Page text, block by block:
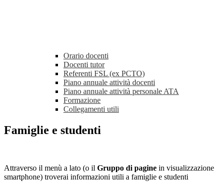
Orario docenti
Docenti tutor
Referenti FSL (ex PCTO)
Piano annuale attività docenti
Piano annuale attività personale ATA
Formazione
Collegamenti utili
Famiglie e studenti
Attraverso il menù a lato (o il Gruppo di pagine in visualizzazione
smartphone) troverai informazioni utili a famiglie e studenti